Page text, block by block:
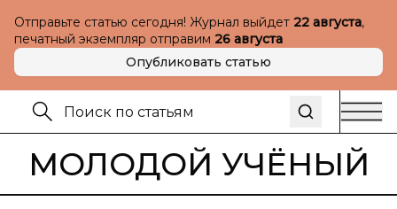
Отправьте статью сегодня! Журнал выйдет 22 августа,
печатный экземпляр отправим 26 августа
Опубликовать статью
МОЛОДОЙ УЧЁНЫЙ